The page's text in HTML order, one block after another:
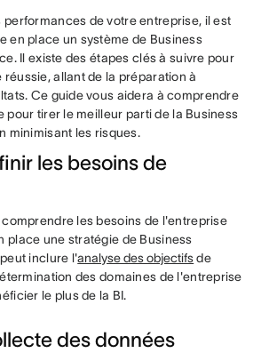
performances de votre entreprise, il est
en place un système de Business
Il existe des étapes clés à suivre pour
réussie, allant de la préparation à
Ce guide vous aidera à comprendre
pour tirer le meilleur parti de la Business
minimisant les risques.
les besoins de
comprendre les besoins de l'entreprise
place une stratégie de Business
inclure l'analyse des objectifsde
des domaines de l'entreprise
le plus de la BI.
des données